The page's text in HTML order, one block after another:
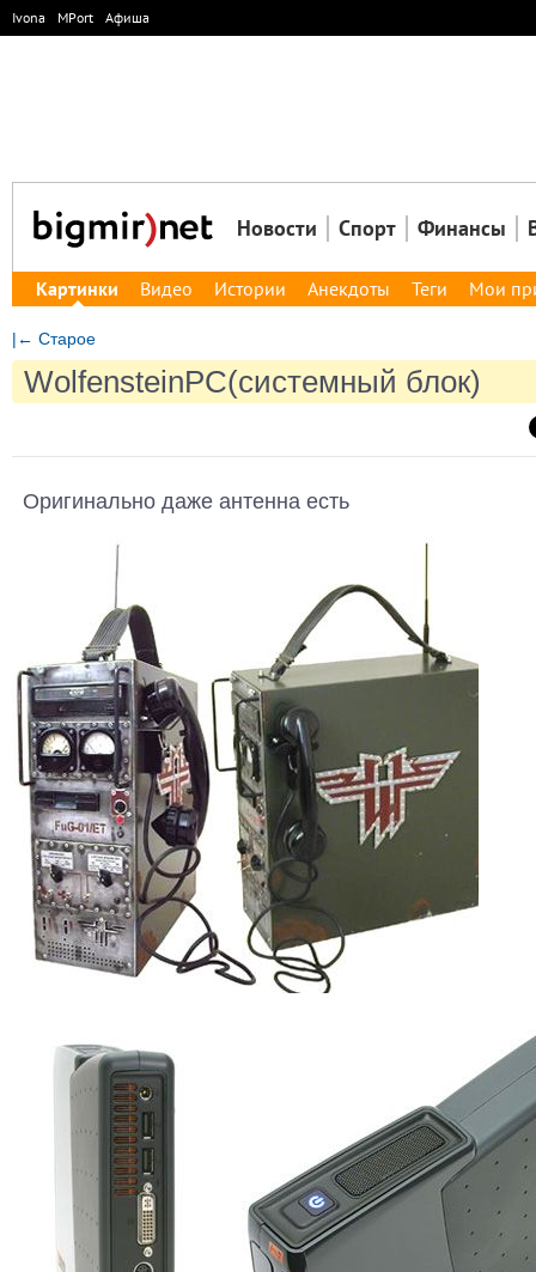
Ivona MPort Афиша
Новости Спорт Финансы
Картинки Видео Истории Анекдоты Теги Мои
|← Старое
WolfensteinPC(системный блок)
Оригинально даже антенна есть